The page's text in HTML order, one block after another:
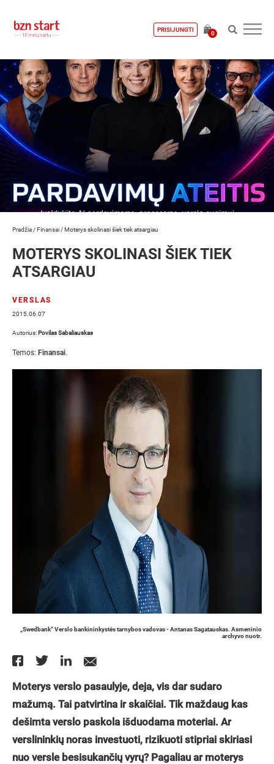
PRISIJUNGTI
0
Pradžia /Finansai /Moterys skolinasi šiek tiek atsargiau
MOTERYS SKOLINASI ŠIEK TIEK
ATSARGIAU
VERSLAS
2015.06.07
Autorius: Povilas Sabaliauskas
Temos: Finansai.
„Swedbank“ Verslo bankininkystės tarnybos vadovas - Antanas Sagatauskas. Asmeninio
archyvo nuotr.
Moterys verslo pasaulyje, deja, vis dar sudaro
mažumą. Tai patvirtina ir skaičiai. Tik maždaug kas
dešimta verslo paskola išduodama moteriai. Ar
verslininkių noras investuoti, rizikuoti stipriai skiriasi
nuo versle besisukančių vyrų? Pagaliau ar moterys